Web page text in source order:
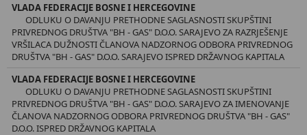
VLADA FEDERACIJE BOSNE I HERCEGOVINE
ODLUKU O DAVANJU PRETHODNE SAGLASNOSTI SKUPŠTINI
PRIVREDNOG DRUŠTVA "BH - GAS" D.O.O. SARAJEVO ZA RAZRJEŠENJE
VRŠILACA DUŽNOSTI ČLANOVA NADZORNOG ODBORA PRIVREDNOG
DRUŠTVA "BH - GAS" D.O.O. SARAJEVO ISPRED DRŽAVNOG KAPITALA
VLADA FEDERACIJE BOSNE I HERCEGOVINE
ODLUKU O DAVANJU PRETHODNE SAGLASNOSTI SKUPŠTINI
PRIVREDNOG DRUŠTVA "BH - GAS" D.O.O. SARAJEVO ZA IMENOVANJE
ČLANOVA NADZORNOG ODBORA PRIVREDNOG DRUŠTVA "BH - GAS"
D.O.O. ISPRED DRŽAVNOG KAPITALA